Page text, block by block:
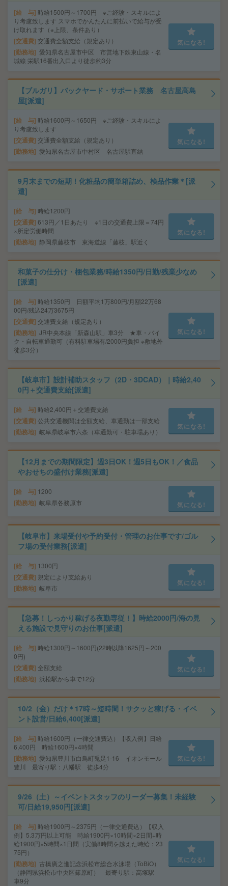
給 与 時給1500円～1700円 ※ご経験・スキルによ
り考慮致します スマホでかんたんに前払いで給与が受
け取れます（※上限、条件あり）
交通費 交通費全額支給（規定あり）
勤務地 愛知県名古屋市中区 市営地下鉄東山線・名
城線 栄駅16番出入口より徒歩約3分
気になる!
【ブルガリ】バックヤード・サポート業務 名古屋高島
屋[派遣]
給 与 時給1600円～1650円 ※ご経験・スキルによ
り考慮致します
交通費 交通費全額支給（規定あり）
勤務地 愛知県名古屋市中村区 名古屋駅直結
気になる!
9月末までの短期！化粧品の簡単箱詰め、検品作業＊[派
遣]
給 与 時給1200円
交通費 613円／1日あたり ※1日の交通費上限＝74円
×所定労働時間
勤務地 静岡県藤枝市 東海道線「藤枝」駅近く
気になる!
和菓子の仕分け・梱包業務/時給1350円/日勤/残業少なめ
[派遣]
給 与 時給1350円 日額平均1万800円/月額22万68
00円/残込24万3675円
交通費 交通費支給（規定あり）
勤務地 JR中央本線「新森山駅」車3分 ★車・バイ
ク・自転車通勤可（有料駐車場有/2000円負担 ※敷地外
徒歩3分）
気になる!
【岐阜市】設計補助スタッフ（2D・3DCAD）｜時給2,40
0円＋交通費支給[派遣]
給 与 時給2,400円＋交通費支給
交通費 公共交通機関は全額支給、車通勤は一部支給
勤務地 岐阜県岐阜市六条（車通勤可・駐車場あり）
気になる!
【12月までの期間限定】週3日OK！週5日もOK！／食品
やおせちの盛付け業務[派遣]
給 与 1200
勤務地 岐阜県各務原市 気になる!
【岐阜市】来場受付や予約受付・管理のお仕事です/ゴル
フ場の受付業務[派遣]
給 与 1300円
交通費 規定により支給あり
勤務地 岐阜市
気になる!
【急募！しっかり稼げる夜勤専従！】時給2000円/海の見
える施設で見守りのお仕事[派遣]
給 与 時給1300円～1600円(22時以降1625円～200
0円)
交通費 全額支給
勤務地 浜松駅から車で12分
気になる!
10/2（金）だけ＊17時～短時間！サクッと稼げる・イベ
ント設営/日給6,400[派遣]
給 与 時給1600円（一律交通費込）【収入例】日給
6,400円 時給1600円×4時間
勤務地 愛知県豊川市白鳥町兎足1-16 イオンモール
豊川 最寄り駅：八幡駅 徒歩4分
気になる!
9/26（土）～イベントスタッフのリーダー募集！未経験
可/日給19,950円[派遣]
給 与 時給1900円～2375円（一律交通費込）【収入
例】5.3万円以上可能 時給1900円×10時間×2日間+時
給1900円×5時間×1日間（実働8時間を越えた時給：23
75円）
勤務地
古橋廣之進記念浜松市総合水泳場（ToBiO）
（静岡県浜松市中央区篠原町） 最寄り駅：高塚駅
車9分
気になる!